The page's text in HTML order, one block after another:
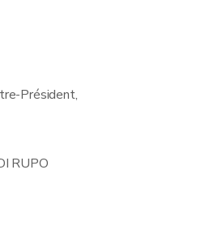
Président,
RUPO